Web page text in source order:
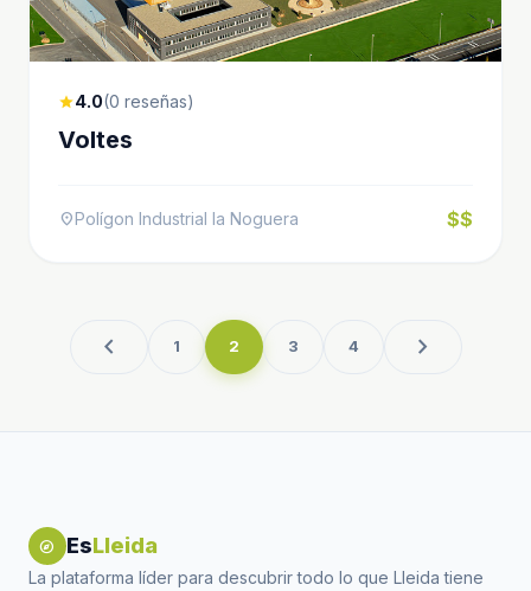
star4.0(0 reseñas)
Voltes
location_onPolígon Industrial la Noguera $$
chevron_left 1 2 3 4 chevron_right
explore EsLleida
La plataforma líder para descubrir todo lo que Lleida tiene